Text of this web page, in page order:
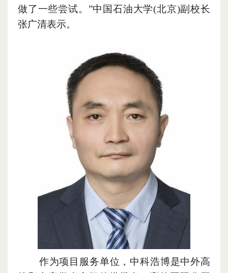
做了一些尝试。”中国石油大学(北京)副校长
张广清表示。
作为项目服务单位 ， 中科浩博是中外高